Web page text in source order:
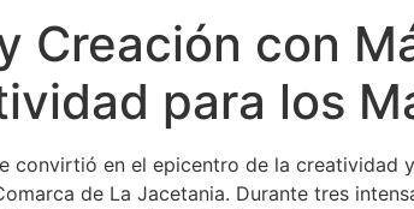
Creación con
para los
convirtió en el epicentro de la creatividad
de La Jacetania. Durante tres